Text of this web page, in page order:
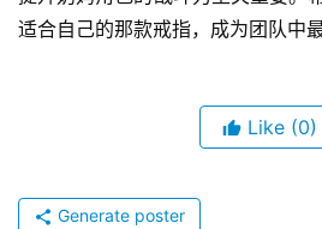
适合自己的那款戒指，成为团队中
Like (0)
Generate poster